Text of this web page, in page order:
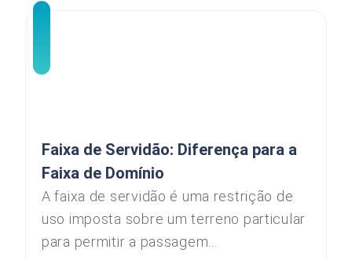
Faixa de Servidão: Diferença para a
Faixa de Domínio
A faixa de servidão é uma restrição de
uso imposta sobre um terreno particular
para permitir a passagem...